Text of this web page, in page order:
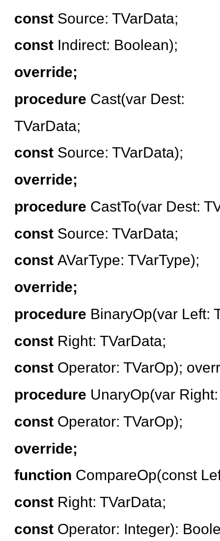
const Source: TVarData;
const Indirect: Boolean);
override;
procedure Cast(var Dest:
TVarData;
const Source: TVarData);
override;
procedure CastTo(var Dest:
const Source: TVarData;
const AVarType: TVarType);
override;
procedure BinaryOp(var Left:
const Right: TVarData;
const Operator: TVarOp);
procedure UnaryOp(var
const Operator: TVarOp);
override;
function CompareOp(const
const Right: TVarData;
const Operator: Integer):